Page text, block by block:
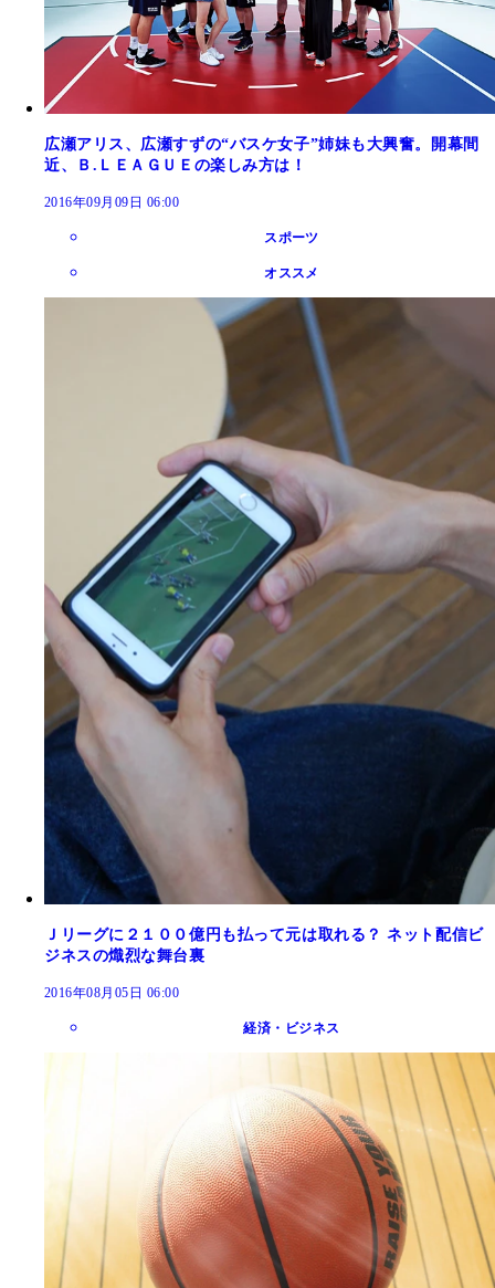
広瀬アリス、広瀬すずの“バスケ女子”姉妹も大興奮。開幕間
近、Ｂ.ＬＥＡＧＵＥの楽しみ方は！
2016年09月09日 06:00
スポーツ
オススメ
Ｊリーグに２１００億円も払って元は取れる？ ネット配信ビ
ジネスの熾烈な舞台裏
2016年08月05日 06:00
経済・ビジネス